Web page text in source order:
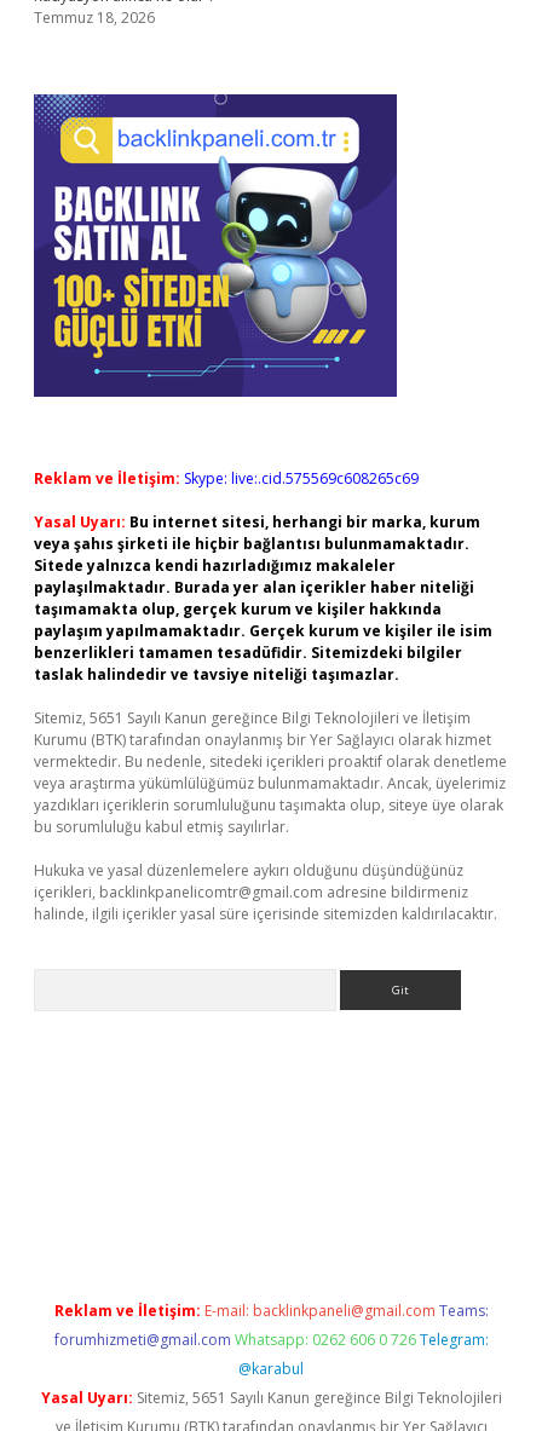
Temmuz 18, 2026
Reklam ve İletişim: Skype: live:.cid.575569c608265c69
Yasal Uyarı: Bu internet sitesi, herhangi bir marka, kurum
veya şahıs şirketi ile hiçbir bağlantısı bulunmamaktadır.
Sitede yalnızca kendi hazırladığımız makaleler
paylaşılmaktadır. Burada yer alan içerikler haber niteliği
taşımamakta olup, gerçek kurum ve kişiler hakkında
paylaşım yapılmamaktadır. Gerçek kurum ve kişiler ile isim
benzerlikleri tamamen tesadüfidir. Sitemizdeki bilgiler
taslak halindedir ve tavsiye niteliği taşımazlar.
Sitemiz, 5651 Sayılı Kanun gereğince Bilgi Teknolojileri ve İletişim
Kurumu (BTK) tarafından onaylanmış bir Yer Sağlayıcı olarak hizmet
vermektedir. Bu nedenle, sitedeki içerikleri proaktif olarak denetleme
veya araştırma yükümlülüğümüz bulunmamaktadır. Ancak, üyelerimiz
yazdıkları içeriklerin sorumluluğunu taşımakta olup, siteye üye olarak
bu sorumluluğu kabul etmiş sayılırlar.
Hukuka ve yasal düzenlemelere aykırı olduğunu düşündüğünüz
içerikleri, backlinkpanelicomtr@gmail.com adresine bildirmeniz
halinde, ilgili içerikler yasal süre içerisinde sitemizden kaldırılacaktır.
Reklam ve İletişim: E-mail: backlinkpaneli@gmail.com Teams:
forumhizmeti@gmail.com Whatsapp: 0262 606 0 726 Telegram:
@karabul
Yasal Uyarı: Sitemiz, 5651 Sayılı Kanun gereğince Bilgi Teknolojileri
ve İletişim Kurumu (BTK) tarafından onaylanmış bir Yer Sağlayıcı